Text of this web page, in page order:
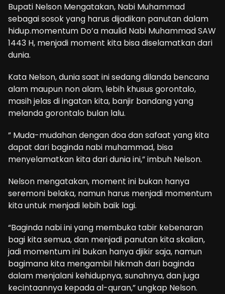
Bupati Nelson Mengatakan, Nabi Muhammad
sebagai sosok yang harus dijadikan panutan dalam
hidup.momentum Do’a maulid Nabi Muhammad SAW
1443 H, menjadi moment kita bisa diselamatkan dari
dunia.
Kata Nelson, dunia saat ini sedang dilanda bencana
alam maupun non alam, lebih khusus gorontalo,
masih jelas di ingatan kita, banjir bandang yang
melanda gorontalo bulan lalu.
” Muda-mudahan dengan doa dan safaat yang kita
dapat dari baginda nabi muhammad, bisa
menyelamatkan kita dari dunia ini,” imbuh Nelson.
Nelson mengatakan, moment ini bukan hanya
seremoni belaka, namun harus menjadi momentum
kita untuk menjadi lebih baik lagi.
“Baginda nabi ini yang membuka tabir kebenaran
bagi kita semua, dan menjadi panutan kita skalian,
jadi momentum ini bukan hanya djikir saja, namun
bagimana kita mengambil hikmah dari baginda
dalam menjalani kehidupnya, sunahnya, dan juga
kecintaannya kepada al-quran,” ungkap Nelson.